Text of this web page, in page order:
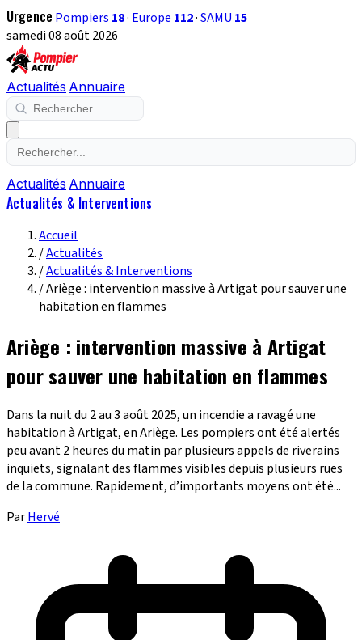
Urgence Pompiers 18· Europe 112·SAMU 15
samedi 08 août 2026
Actualités Annuaire
Actualités Annuaire
Actualités & Interventions
Accueil
/Actualités
/Actualités & Interventions
/Ariège : intervention massive à Artigat pour sauver une
habitation en flammes
Ariège : intervention massive à Artigat
pour sauver une habitation en flammes
Dans la nuit du 2 au 3 août 2025, un incendie a ravagé une
habitation à Artigat, en Ariège. Les pompiers ont été alertés
peu avant 2 heures du matin par plusieurs appels de riverains
inquiets, signalant des flammes visibles depuis plusieurs rues
de la commune. Rapidement, d’importants moyens ont été...
ParHervé